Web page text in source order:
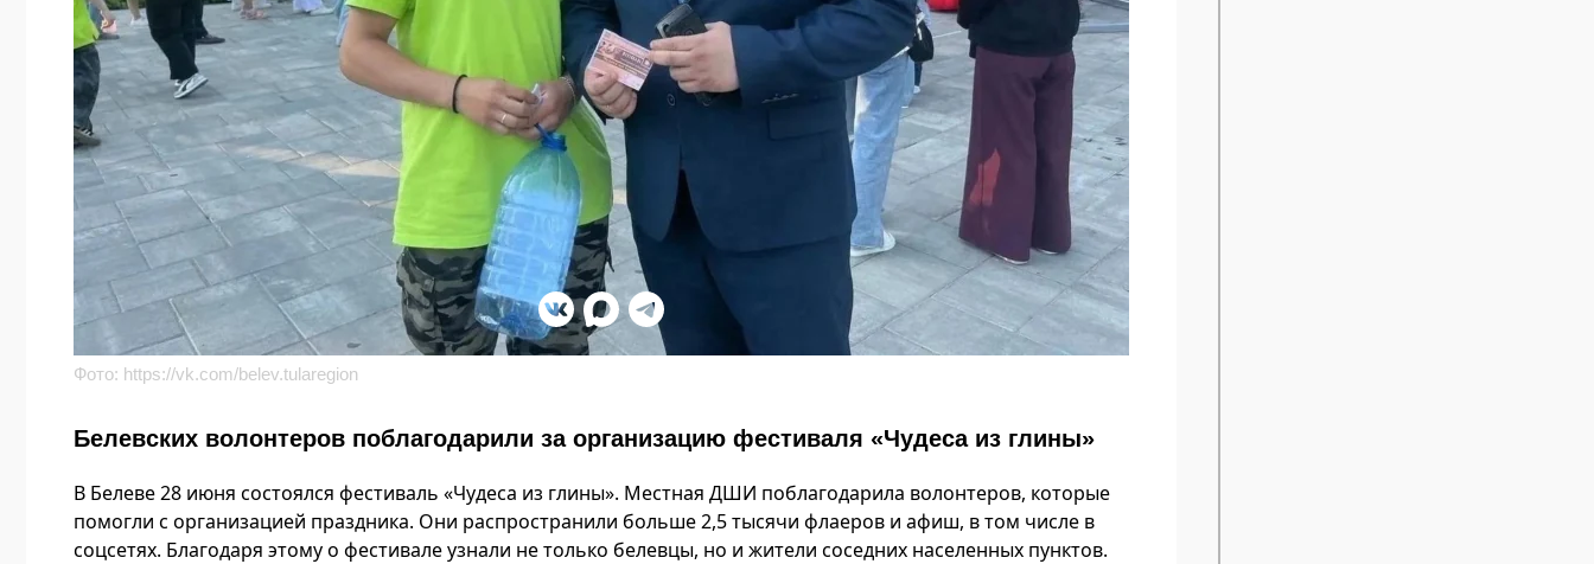
Фото: https://vk.com/belev.tularegion
Белевских волонтеров поблагодарили за организацию фестиваля «Чудеса из глины»
В Белеве 28 июня состоялся фестиваль «Чудеса из глины». Местная ДШИ поблагодарила волонтеров, которые
помогли с организацией праздника. Они распространили больше 2,5 тысячи флаеров и афиш, в том числе в
соцсетях. Благодаря этому о фестивале узнали не только белевцы, но и жители соседних населенных пунктов.